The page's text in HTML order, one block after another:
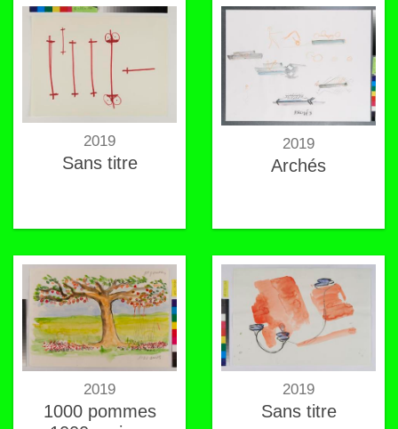
2019
Sans titre
2019
Archés
2019
1000 pommes
2019
Sans titre